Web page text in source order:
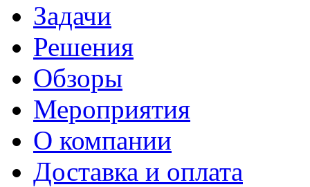
Задачи
Решения
Обзоры
Мероприятия
О компании
Доставка и оплата